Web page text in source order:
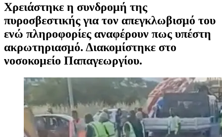
Χρειάστηκε η συνδρομή της
πυροσβεστικής για τον απεγκλωβισμό του
ενώ πληροφορίες αναφέρουν πως υπέστη
ακρωτηριασμό. Διακομίστηκε στο
νοσοκομείο Παπαγεωργίου.